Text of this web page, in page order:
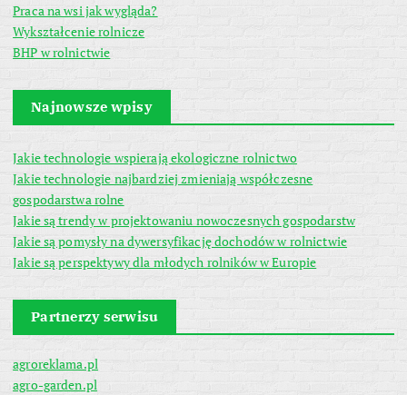
Praca na wsi jak wygląda?
Wykształcenie rolnicze
BHP w rolnictwie
Najnowsze wpisy
Jakie technologie wspierają ekologiczne rolnictwo
Jakie technologie najbardziej zmieniają współczesne
gospodarstwa rolne
Jakie są trendy w projektowaniu nowoczesnych gospodarstw
Jakie są pomysły na dywersyfikację dochodów w rolnictwie
Jakie są perspektywy dla młodych rolników w Europie
Partnerzy serwisu
agroreklama.pl
agro-garden.pl